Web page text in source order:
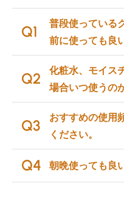
普段使っている
前に使っても良
化粧水、モイス
場合いつ使うの
おすすめの使用
ください。
朝晩使っても良